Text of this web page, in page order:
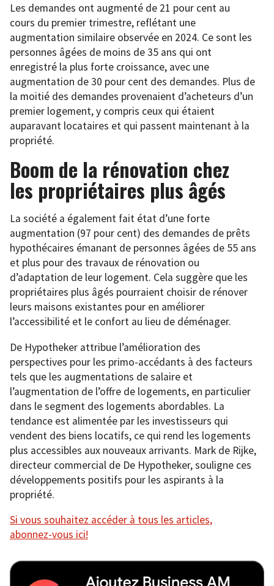
Les demandes ont augmenté de 21 pour cent au
cours du premier trimestre, reflétant une
augmentation similaire observée en 2024. Ce sont les
personnes âgées de moins de 35 ans qui ont
enregistré la plus forte croissance, avec une
augmentation de 30 pour cent des demandes. Plus de
la moitié des demandes provenaient d’acheteurs d’un
premier logement, y compris ceux qui étaient
auparavant locataires et qui passent maintenant à la
propriété.
Boom de la rénovation chez
les propriétaires plus âgés
La société a également fait état d’une forte
augmentation (97 pour cent) des demandes de prêts
hypothécaires émanant de personnes âgées de 55 ans
et plus pour des travaux de rénovation ou
d’adaptation de leur logement. Cela suggère que les
propriétaires plus âgés pourraient choisir de rénover
leurs maisons existantes pour en améliorer
l’accessibilité et le confort au lieu de déménager.
De Hypotheker attribue l’amélioration des
perspectives pour les primo-accédants à des facteurs
tels que les augmentations de salaire et
l’augmentation de l’offre de logements, en particulier
dans le segment des logements abordables. La
tendance est alimentée par les investisseurs qui
vendent des biens locatifs, ce qui rend les logements
plus accessibles aux nouveaux arrivants. Mark de Rijke,
directeur commercial de De Hypotheker, souligne ces
développements positifs pour les aspirants à la
propriété.
Si vous souhaitez accéder à tous les articles,
abonnez-vous ici!